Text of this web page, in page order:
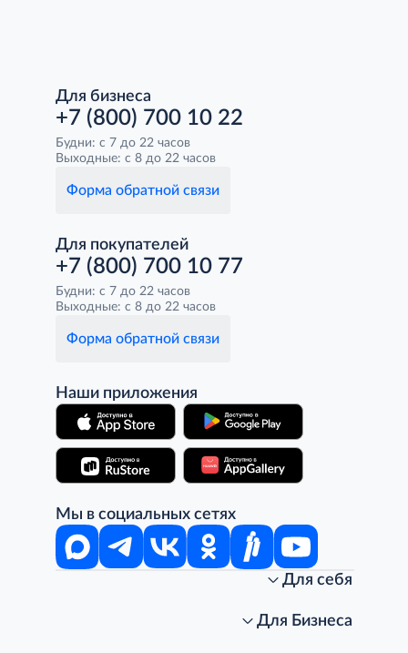
Для бизнеса
+7 (800) 700 10 22
Будни: с 7 до 22 часов
Выходные: с 8 до 22 часов
Форма обратной связи
Для покупателей
+7 (800) 700 10 77
Будни: с 7 до 22 часов
Выходные: с 8 до 22 часов
Форма обратной связи
Наши приложения
Мы в социальных сетях
Для себя
Стань клиентом METRO
Для Бизнеса